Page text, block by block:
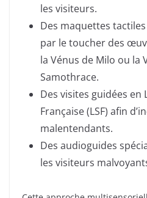
les visiteurs.
Des maquettes
par le toucher des
la Vénus de Milo ou la
Samothrace.
Des visites guidées en
Française (LSF) afin
malentendants.
Des audioguides
les visiteurs